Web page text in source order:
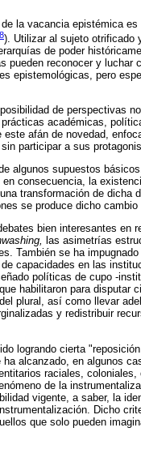
la vacancia epistémica
). Utilizar al sujeto otrificado
de poder
pueden reconocer y luchar
epistemológicas, pero
de perspectivas
académicas,
afán de novedad,
participar a sus
algunos supuestos
consecuencia, la
transformación de dicha
se produce dicho
bien interesantes en
las asimetrías
También se ha
capacidades en las
políticas de cupo -
habilitaron para disputar
plural, así como llevar
y redistribuir
logrando cierta
alcanzado, en algunos
raciales,
de la
vigente, a saber, la
Dicho
que solo pueden